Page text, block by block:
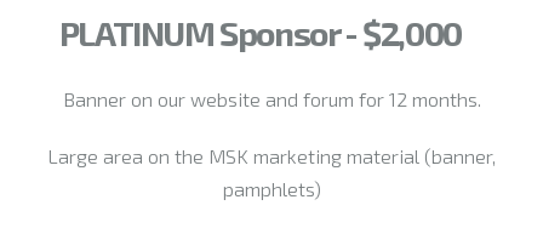
PLATINUM Sponsor - $2,000
Banner on our website and forum for 12 months.
Large area on the MSK marketing material (banner,
pamphlets)